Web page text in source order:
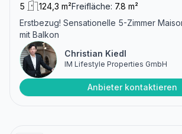
5 124,3 m²Freifläche: 7.8 m²
Erstbezug! Sensationelle 5-Zimmer
mit Balkon
Christian Kiedl
IM Lifestyle Properties GmbH
Anbieter kontaktieren